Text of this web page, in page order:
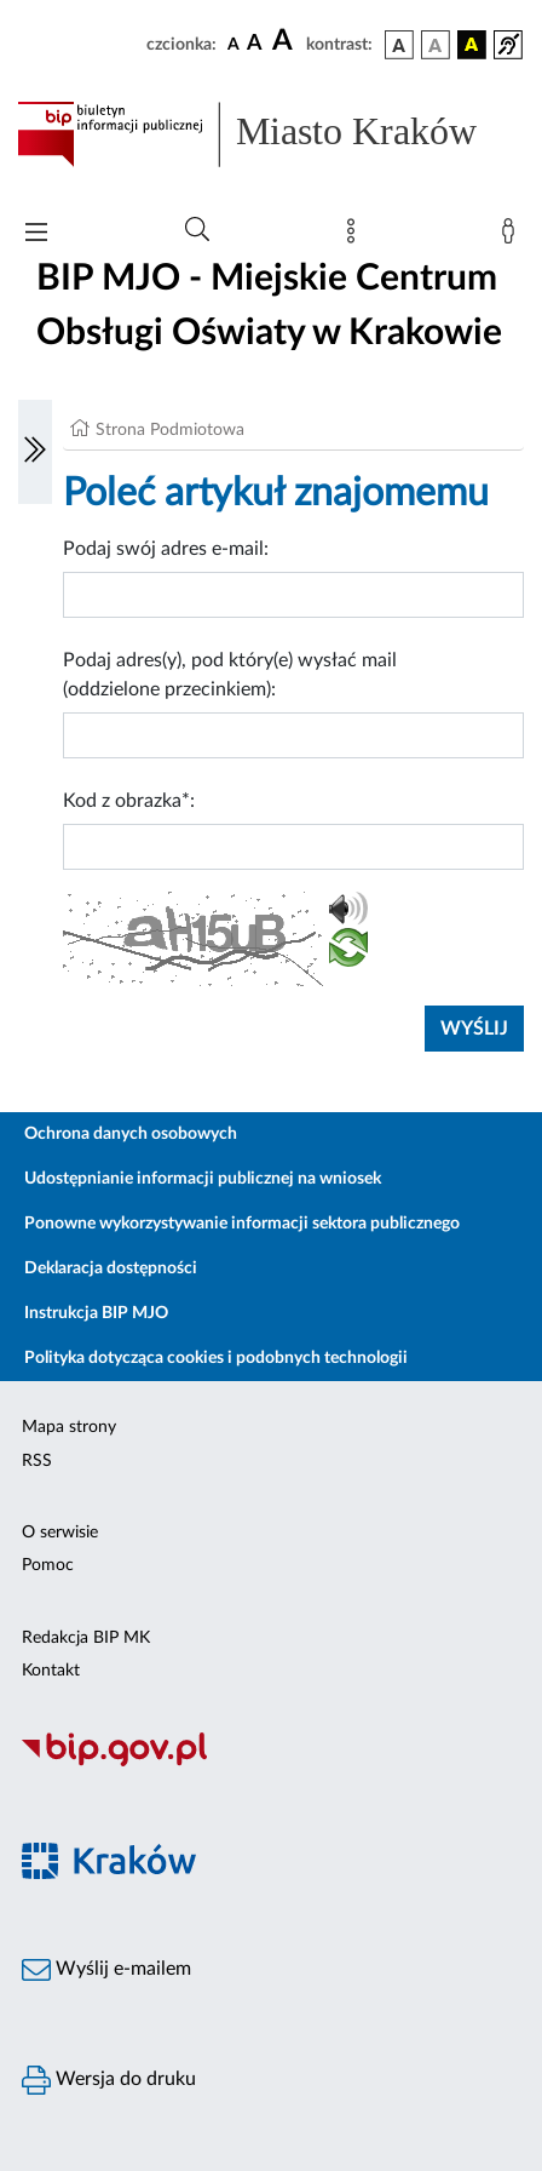
czcionka: A A A kontrast:
Miasto Kraków
BIP MJO - Miejskie Centrum
Obsługi Oświaty w Krakowie
Strona Podmiotowa
Poleć artykuł znajomemu
Podaj swój adres e-mail:
Podaj adres(y), pod który(e) wysłać mail
(oddzielone przecinkiem):
Kod z obrazka*:
Ochrona danych osobowych
Udostępnianie informacji publicznej na wniosek
Ponowne wykorzystywanie informacji sektora publicznego
Deklaracja dostępności
Instrukcja BIP MJO
Polityka dotycząca cookies i podobnych technologii
Mapa strony
RSS
O serwisie
Pomoc
Redakcja BIP MK
Kontakt
Wyślij e-mailem
Wersja do druku